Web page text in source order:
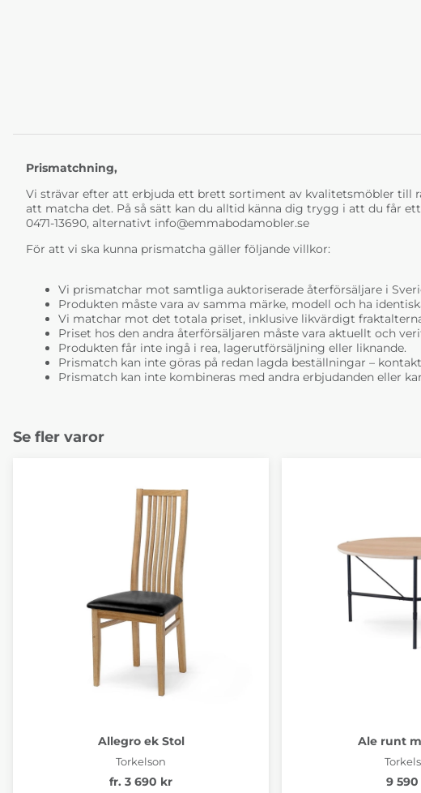
Prismatchning,
Vi strävar efter att erbjuda ett brett sortiment av kvalitetsmöbler till
att matcha det. På så sätt kan du alltid känna dig trygg i att du får
0471-13690, alternativt info@emmabodamobler.se
För att vi ska kunna prismatcha gäller följande villkor:
Vi prismatchar mot samtliga auktoriserade återförsäljare i
Produkten måste vara av samma märke, modell och ha
Vi matchar mot det totala priset, inklusive likvärdigt
Priset hos den andra återförsäljaren måste vara aktuellt och
Produkten får inte ingå i rea, lagerutförsäljning eller liknande.
Prismatch kan inte göras på redan lagda beställningar –
Prismatch kan inte kombineras med andra erbjudanden eller
Se fler varor
Allegro ek Stol
Torkelson
fr. 3 690 kr
Ale runt
9